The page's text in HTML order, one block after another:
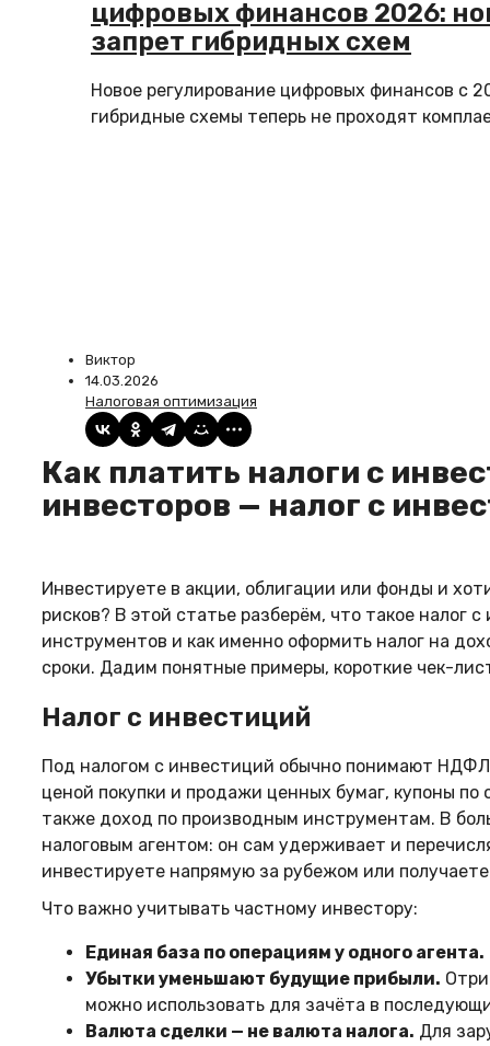
цифровых финансов 2026:
запрет гибридных схем
Новое регулирование цифровых финансов с
гибридные схемы теперь не проходят
Виктор
14.03.2026
Налоговая оптимизация
Как платить налоги с инвестиций: инструкция для частных
инвесторов — налог с
Инвестируете в акции, облигации или фонды и
рисков? В этой статье разберём, что такое налог
инструментов и как именно оформить налог на
сроки. Дадим понятные примеры, короткие чек-
Налог с инвестиций
Под налогом с инвестиций обычно понимают
ценой покупки и продажи ценных бумаг, купоны
также доход по производным инструментам. В
налоговым агентом: он сам удерживает и
инвестируете напрямую за рубежом или
Что важно учитывать частному инвестору:
Единая база по операциям у одного агента.
Убытки уменьшают будущие прибыли.
можно использовать для зачёта в
Валюта сделки — не валюта налога. Для